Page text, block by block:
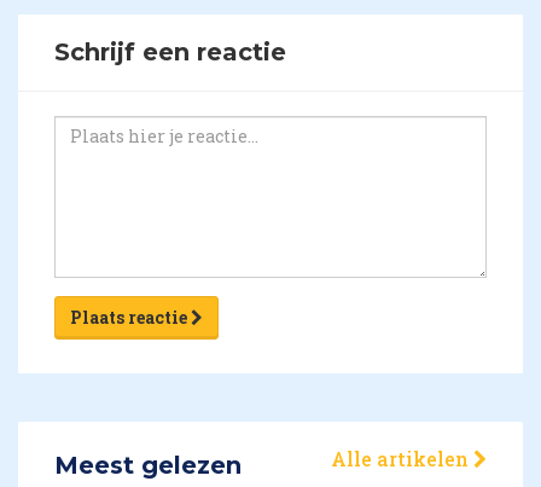
Schrijf een reactie
Plaats reactie
Meest gelezen Alle artikelen